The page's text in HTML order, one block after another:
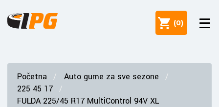
(0)
Početna
Auto gume za sve sezone
225 45 17
FULDA 225/45 R17 MultiControl 94V XL